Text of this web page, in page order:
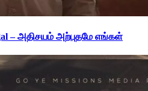
– அதிசயம் அற்புதமே எங்கள்